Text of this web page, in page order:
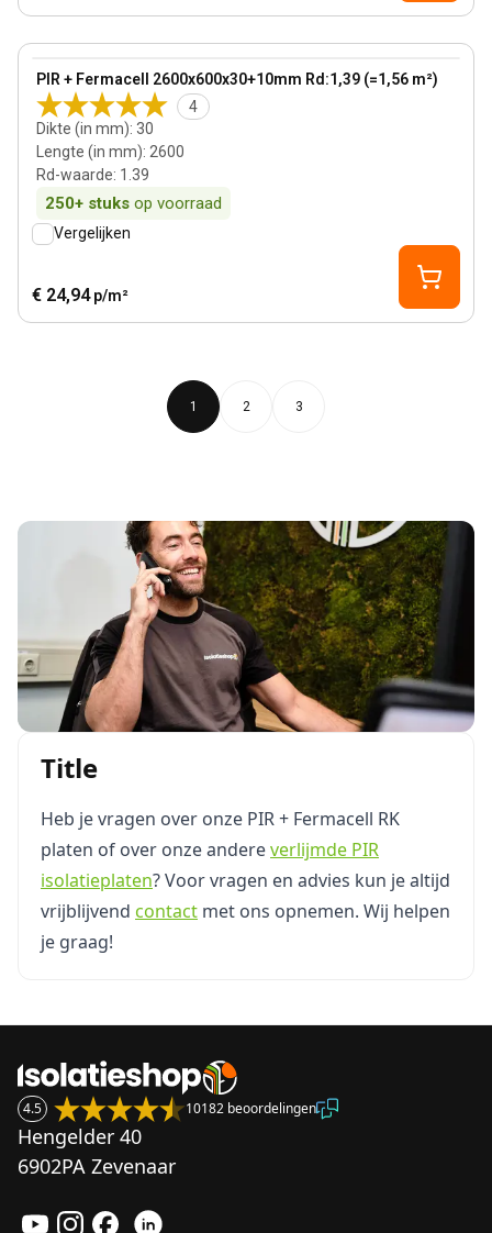
PIR + Fermacell 2600x600x30+10mm Rd:1,39 (=1,56 m²)
4
Dikte (in mm): 30
Lengte (in mm): 2600
Rd-waarde: 1.39
250+ stuks op voorraad
View product
Vergelijken
€ 24,94 p/m²
1 2 3
Title
Heb je vragen over onze PIR + Fermacell RK
platen of over onze andereverlijmde PIR
isolatieplaten? Voor vragen en advies kun je altijd
vrijblijvend contact met ons opnemen. Wij helpen
je graag!
4.5 10182 beoordelingen
Hengelder 40
6902PA Zevenaar